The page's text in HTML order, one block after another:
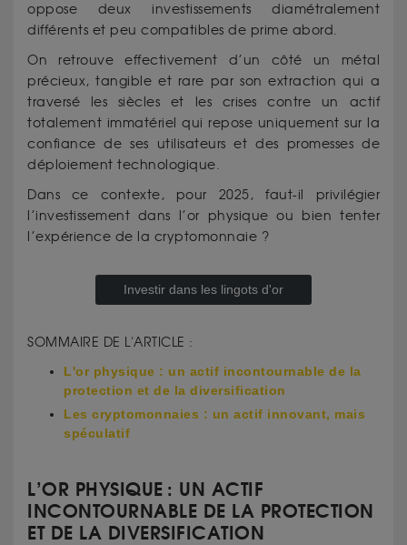
oppose deux investissements diamétralement
différents et peu compatibles de prime abord.
On retrouve effectivement d’un côté un métal
précieux, tangible et rare par son extraction qui a
traversé les siècles et les crises contre un actif
totalement immatériel qui repose uniquement sur la
confiance de ses utilisateurs et des promesses de
déploiement technologique.
Dans ce contexte, pour 2025, faut-il privilégier
l’investissement dans l’or physique ou bien tenter
l’expérience de la cryptomonnaie ?
Investir dans les lingots d'or
SOMMAIRE DE L'ARTICLE :
L'or physique : un actif incontournable de la
protection et de la diversification
Les cryptomonnaies : un actif innovant, mais
spéculatif
L’OR PHYSIQUE : UN ACTIF
INCONTOURNABLE DE LA PROTECTION
ET DE LA DIVERSIFICATION